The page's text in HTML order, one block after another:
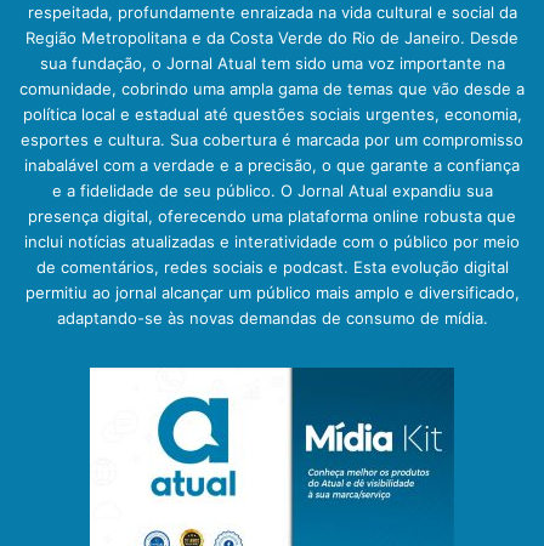
respeitada, profundamente enraizada na vida cultural e social da
Região Metropolitana e da Costa Verde do Rio de Janeiro. Desde
sua fundação, o Jornal Atual tem sido uma voz importante na
comunidade, cobrindo uma ampla gama de temas que vão desde a
política local e estadual até questões sociais urgentes, economia,
esportes e cultura. Sua cobertura é marcada por um compromisso
inabalável com a verdade e a precisão, o que garante a confiança
e a fidelidade de seu público. O Jornal Atual expandiu sua
presença digital, oferecendo uma plataforma online robusta que
inclui notícias atualizadas e interatividade com o público por meio
de comentários, redes sociais e podcast. Esta evolução digital
permitiu ao jornal alcançar um público mais amplo e diversificado,
adaptando-se às novas demandas de consumo de mídia.